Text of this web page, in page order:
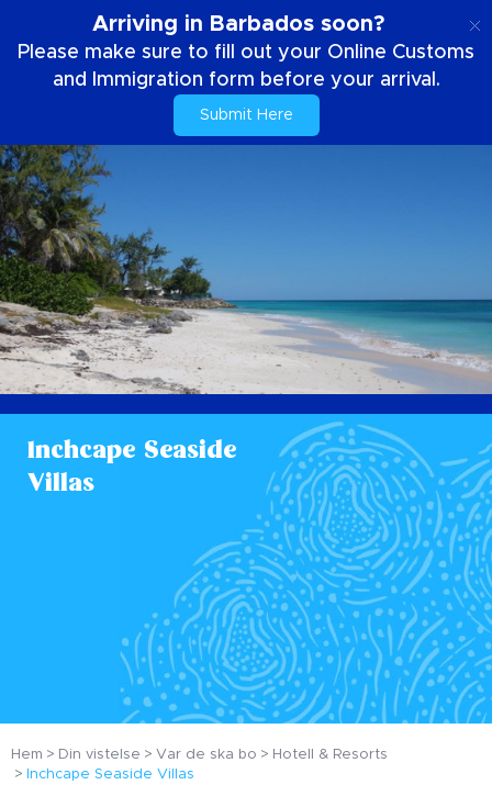
Arriving in Barbados soon?
Please make sure to fill out your Online Customs
and Immigration form before your arrival.
Submit Here
Inchcape Seaside
Villas
Hem Din vistelse Var de ska bo
Hotell & Resorts
Inchcape Seaside Villas